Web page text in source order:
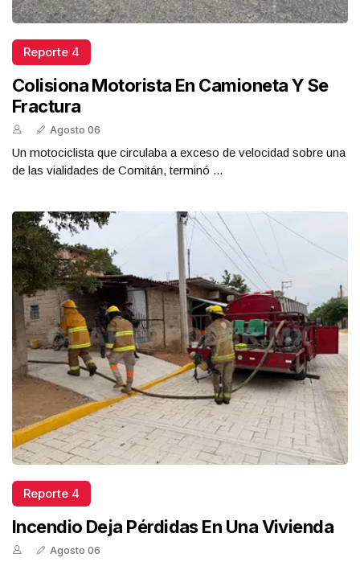
Reporte 4
Colisiona Motorista En Camioneta Y Se
Fractura
Agosto 06
Un motociclista que circulaba a exceso de velocidad sobre una
de las vialidades de Comitán, terminó ...
Reporte 4
Incendio Deja Pérdidas En Una Vivienda
Agosto 06